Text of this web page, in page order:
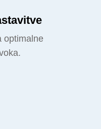
optimalne